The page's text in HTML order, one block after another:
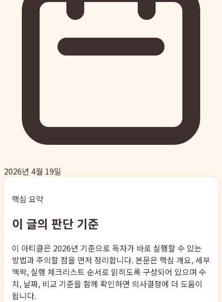
2026년 4월 19일
핵심 요약
이 글의 판단 기준
이 아티클은 2026년 기준으로 독자가 바로 실행할 수 있는
방법과 주의할 점을 먼저 정리합니다. 본문은 핵심 개요, 세부
맥락, 실행 체크리스트 순서로 읽히도록 구성되어 있으며 수
치, 날짜, 비교 기준을 함께 확인하면 의사결정에 더 도움이
됩니다.